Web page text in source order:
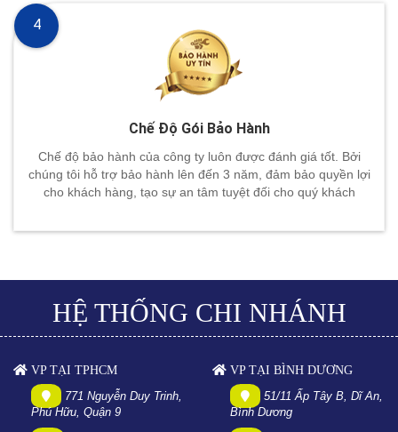
Chế Độ Gói Bảo Hành
Chế độ bảo hành của công ty luôn được đánh giá tốt. Bởi
chúng tôi hỗ trợ bảo hành lên đến 3 năm, đảm bảo quyền lợi
cho khách hàng, tạo sự an tâm tuyệt đối cho quý khách
4
HỆ THỐNG CHI NHÁNH
VP TẠI TPHCM
771 Nguyễn Duy Trinh,
Phú Hữu, Quận 9
VP TẠI BÌNH DƯƠNG
51/11 Ấp Tây B, Dĩ An,
Bình Dương